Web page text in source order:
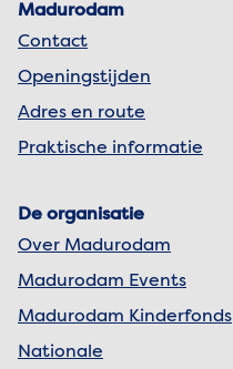
Madurodam
Contact
Openingstijden
Adres en route
Praktische informatie
De organisatie
Over Madurodam
Madurodam Events
Madurodam Kinderfonds
Nationale